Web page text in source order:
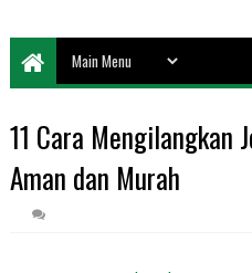
11 Cara Mengilangkan
Aman dan Murah